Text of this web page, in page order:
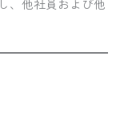
、他社員および他